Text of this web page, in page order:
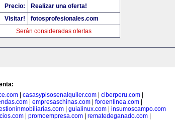
Precio:
Realizar una oferta!
Visitar!
fotosprofesionales.com
Serán consideradas ofertas
casasypisosenalquiler.com ciberperu.com
| empresaschinas.com| foroenlinea.com|
| guialinux.com| insumoscampo.com
promoempresa.com rematedeganado.com